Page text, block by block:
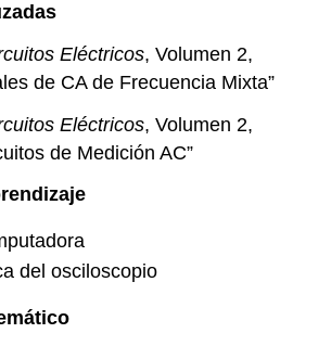
Eléctricos, Volumen 2,
de CA de Frecuencia Mixta”
Eléctricos, Volumen 2,
de Medición AC”
del osciloscopio